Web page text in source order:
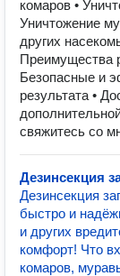
комаров •⁠
⁠Уничтожение
других
Преимущества
⁠Безопасные и
результата •⁠
свяжитесь со
Дезинсекция
Дезинсекция
быстро и
и других
комфорт! Что
комаров,